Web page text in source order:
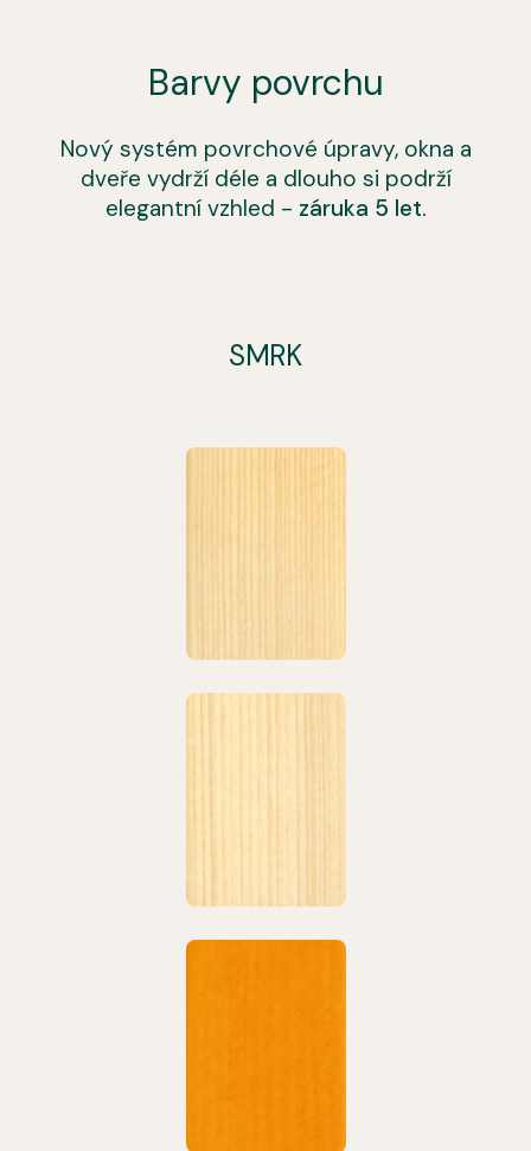
Barvy povrchu
Nový systém povrchové úpravy, okna a
dveře vydrží déle a dlouho si podrží
elegantní vzhled - záruka 5 let.
SMRK